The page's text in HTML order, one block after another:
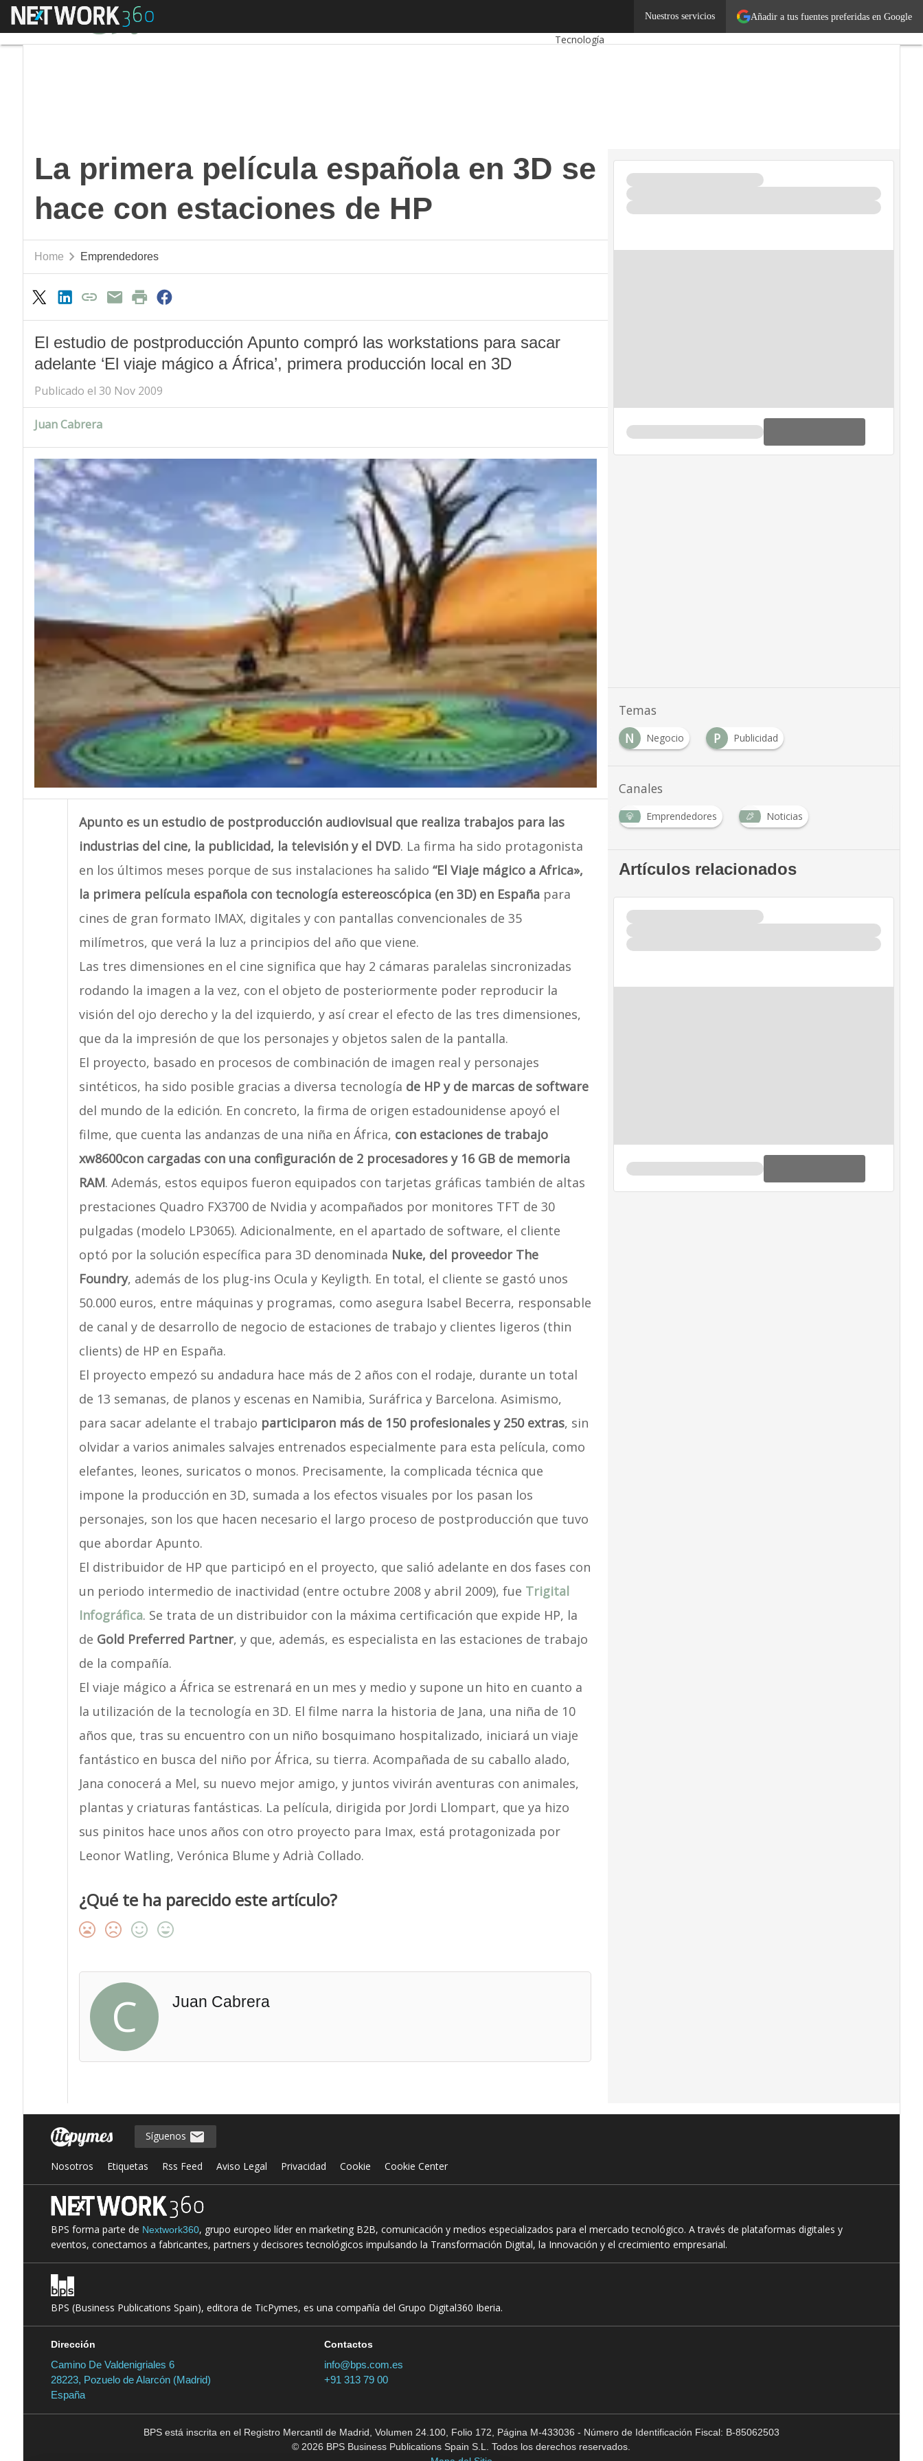
Añadir a tus fuentes preferidas en Google
Nuestros servicios
Menú Emprendedores Legislación
Tecnología
La primera película española en 3D se
hace con estaciones de HP
Home Emprendedores
El estudio de postproducción Apunto compró las workstations para sacar
adelante ‘El viaje mágico a África’, primera producción local en 3D
Publicado el 30 Nov 2009
Juan Cabrera
Apunto es un estudio de postproducción audiovisual que realiza trabajos para las
industrias del cine, la publicidad, la televisión y el DVD. La firma ha sido protagonista
en los últimos meses porque de sus instalaciones ha salido “El Viaje mágico a Africa»,
la primera película española con tecnología estereoscópica (en 3D) en Españapara
cines de gran formato IMAX, digitales y con pantallas convencionales de 35
milímetros, que verá la luz a principios del año que viene.
Las tres dimensiones en el cine significa que hay 2 cámaras paralelas sincronizadas
rodando la imagen a la vez, con el objeto de posteriormente poder reproducir la
visión del ojo derecho y la del izquierdo, y así crear el efecto de las tres dimensiones,
que da la impresión de que los personajes y objetos salen de la pantalla.
El proyecto, basado en procesos de combinación de imagen real y personajes
sintéticos, ha sido posible gracias a diversa tecnología de HP y de marcas de software
del mundo de la edición. En concreto, la firma de origen estadounidense apoyó el
filme, que cuenta las andanzas de una niña en África, con estaciones de trabajo
xw8600con cargadas con una configuración de 2 procesadores y 16 GB de memoria
RAM. Además, estos equipos fueron equipados con tarjetas gráficas también de altas
prestaciones Quadro FX3700 de Nvidia y acompañados por monitores TFT de 30
pulgadas (modelo LP3065). Adicionalmente, en el apartado de software, el cliente
optó por la solución específica para 3D denominada Nuke, del proveedor The
Foundry, además de los plug-ins Ocula y Keyligth. En total, el cliente se gastó unos
50.000 euros, entre máquinas y programas, como asegura Isabel Becerra, responsable
de canal y de desarrollo de negocio de estaciones de trabajo y clientes ligeros (thin
clients) de HP en España.
El proyecto empezó su andadura hace más de 2 años con el rodaje, durante un total
de 13 semanas, de planos y escenas en Namibia, Suráfrica y Barcelona. Asimismo,
para sacar adelante el trabajo participaron más de 150 profesionales y 250 extras, sin
olvidar a varios animales salvajes entrenados especialmente para esta película, como
elefantes, leones, suricatos o monos. Precisamente, la complicada técnica que
impone la producción en 3D, sumada a los efectos visuales por los pasan los
personajes, son los que hacen necesario el largo proceso de postproducción que tuvo
que abordar Apunto.
El distribuidor de HP que participó en el proyecto, que salió adelante en dos fases con
un periodo intermedio de inactividad (entre octubre 2008 y abril 2009), fue Trigital
Infográfica. Se trata de un distribuidor con la máxima certificación que expide HP, la
de Gold Preferred Partner, y que, además, es especialista en las estaciones de trabajo
de la compañía.
El viaje mágico a África se estrenará en un mes y medio y supone un hito en cuanto a
la utilización de la tecnología en 3D. El filme narra la historia de Jana, una niña de 10
años que, tras su encuentro con un niño bosquimano hospitalizado, iniciará un viaje
fantástico en busca del niño por África, su tierra. Acompañada de su caballo alado,
Jana conocerá a Mel, su nuevo mejor amigo, y juntos vivirán aventuras con animales,
plantas y criaturas fantásticas. La película, dirigida por Jordi Llompart, que ya hizo
sus pinitos hace unos años con otro proyecto para Imax, está protagonizada por
Leonor Watling, Verónica Blume y Adrià Collado.
¿Qué te ha parecido este artículo?
C Juan Cabrera
Temas
N
Negocio P Publicidad
Canales
Emprendedores Noticias
Artículos relacionados
Síguenos
Nosotros Etiquetas Rss Feed Aviso Legal Privacidad Cookie Cookie Center
BPS forma parte de Nextwork360, grupo europeo líder en marketing B2B, comunicación y medios especializados para el mercado tecnológico. A través de plataformas digitales y
eventos, conectamos a fabricantes, partners y decisores tecnológicos impulsando la Transformación Digital, la Innovación y el crecimiento empresarial.
BPS (Business Publications Spain), editora de TicPymes, es una compañía del Grupo Digital360 Iberia.
Dirección
Camino De Valdenigriales 6
28223, Pozuelo de Alarcón (Madrid)
España
Contactos
info@bps.com.es
+91 313 79 00
BPS está inscrita en el Registro Mercantil de Madrid, Volumen 24.100, Folio 172, Página M-433036 - Número de Identificación Fiscal: B-85062503
© 2026 BPS Business Publications Spain S.L. Todos los derechos reservados.